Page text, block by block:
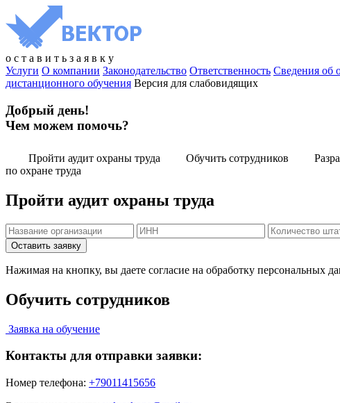
о с т а в и т ь з а я в к у
Услуги О компании Законодательство Ответственность Сведения об
дистанционного обучения Версия для слабовидящих
Добрый день!
Чем можем помочь?
Пройти аудит охраны труда Обучить сотрудников
по охране труда
Пройти аудит охраны труда
Нажимая на кнопку, вы даете согласие на обработку персональных
Обучить сотрудников
Заявка на обучение
Контакты для отправки заявки:
Номер телефона: +79011415656